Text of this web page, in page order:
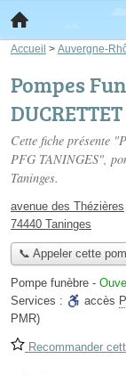
Accueil > Auvergne-
Pompes
Cette fiche présente
PFG TANINGES",
Taninges.
avenue des Thézières
74440 Taninges
📞 Appeler cette
Pompe funèbre -
Services :
accès
PMR)
Recommander